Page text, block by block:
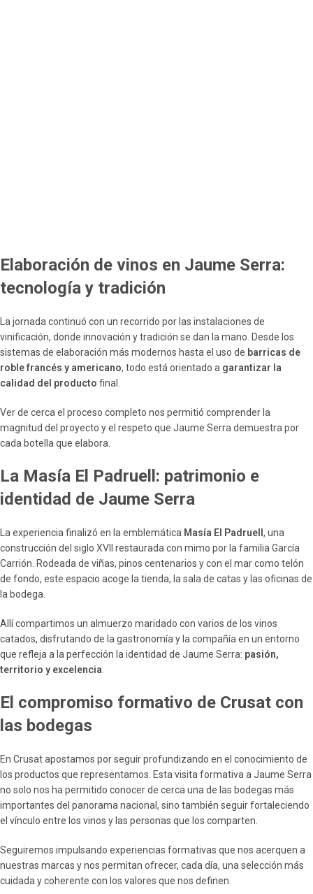
Elaboración de vinos en Jaume Serra:
tecnología y tradición
La jornada continuó con un recorrido por las instalaciones de
vinificación, donde innovación y tradición se dan la mano. Desde los
sistemas de elaboración más modernos hasta el uso de barricas de
roble francés y americano, todo está orientado a garantizar la
calidad del producto final.
Ver de cerca el proceso completo nos permitió comprender la
magnitud del proyecto y el respeto que Jaume Serra demuestra por
cada botella que elabora.
La Masía El Padruell: patrimonio e
identidad de Jaume Serra
La experiencia finalizó en la emblemática Masía El Padruell , una
construcción del siglo XVII restaurada con mimo por la familia García
Carrión. Rodeada de viñas, pinos centenarios y con el mar como telón
de fondo, este espacio acoge la tienda, la sala de catas y las oficinas de
la bodega.
Allí compartimos un almuerzo maridado con varios de los vinos
catados, disfrutando de la gastronomía y la compañía en un entorno
que refleja a la perfección la identidad de Jaume Serra: pasión,
territorio y excelencia.
El compromiso formativo de Crusat con
las bodegas
En Crusat apostamos por seguir profundizando en el conocimiento de
los productos que representamos. Esta visita formativa a Jaume Serra
no solo nos ha permitido conocer de cerca una de las bodegas más
importantes del panorama nacional, sino también seguir fortaleciendo
el vínculo entre los vinos y las personas que los comparten.
Seguiremos impulsando experiencias formativas que nos acerquen a
nuestras marcas y nos permitan ofrecer, cada día, una selección más
cuidada y coherente con los valores que nos definen.